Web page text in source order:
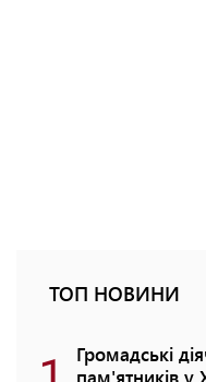
ТОП НОВИНИ
Громадські
пам'ятників у